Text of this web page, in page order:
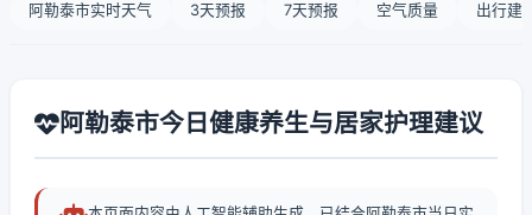
阿勒泰市实时天气 3天预报 7天预报 空气质量 出行建
阿勒泰市今日健康养生与居家护理建议